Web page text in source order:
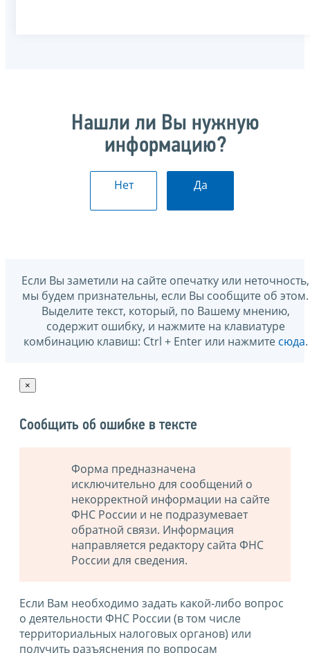
Нашли ли Вы нужную
информацию?
Нет Да
Если Вы заметили на сайте опечатку или неточность,
мы будем признательны, если Вы сообщите об этом.
Выделите текст, который, по Вашему мнению,
содержит ошибку, и нажмите на клавиатуре
комбинацию клавиш: Ctrl + Enter или нажмите сюда.
×
Сообщить об ошибке в тексте
Форма предназначена
исключительно для сообщений о
некорректной информации на сайте
ФНС России и не подразумевает
обратной связи. Информация
направляется редактору сайта ФНС
России для сведения.
Если Вам необходимо задать какой-либо вопрос
о деятельности ФНС России (в том числе
территориальных налоговых органов) или
получить разъяснения по вопросам